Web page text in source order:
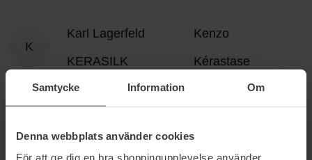
Samtycke Information Om
Denna webbplats använder cookies
För att ge dig en bra shoppingupplevelse använder
K
Karl Lagerfeld
Kenzo
KERASILK
Kérastase
Kevin Murphy
Kocostar